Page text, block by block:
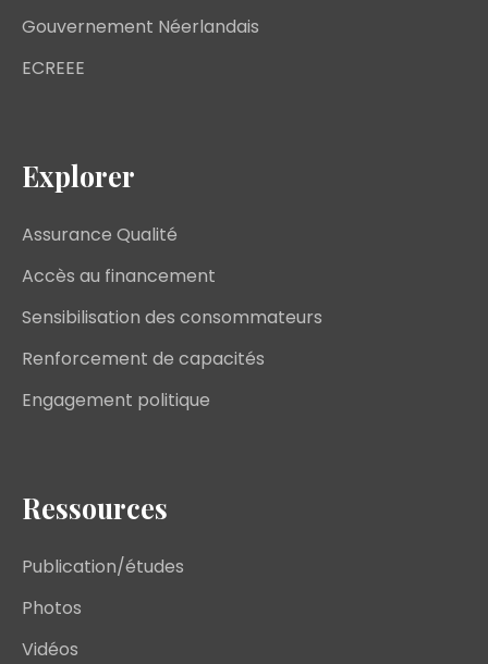
Gouvernement Néerlandais
ECREEE
Explorer
Assurance Qualité
Accès au financement
Sensibilisation des consommateurs
Renforcement de capacités
Engagement politique
Ressources
Publication/études
Photos
Vidéos